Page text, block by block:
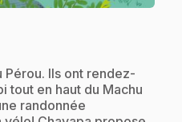
Pérou. Ils ont rendez-
tout en haut du Machu
randonnée